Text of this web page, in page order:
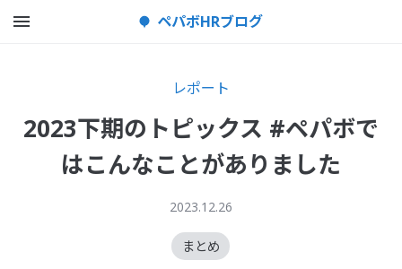
ペパボHRブログ
レポート
2023下期のトピックス #ペパボで
はこんなことがありました
2023.12.26
まとめ